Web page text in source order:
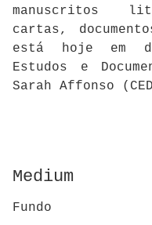
manuscritos
cartas,
está hoje em
Estudos e
Sarah Affonso
Medium
Fundo